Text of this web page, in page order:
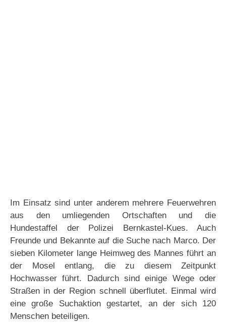
Im Einsatz sind unter anderem mehrere Feuerwehren
aus den umliegenden Ortschaften und die
Hundestaffel der Polizei Bernkastel-Kues. Auch
Freunde und Bekannte auf die Suche nach Marco. Der
sieben Kilometer lange Heimweg des Mannes führt an
der Mosel entlang, die zu diesem Zeitpunkt
Hochwasser führt. Dadurch sind einige Wege oder
Straßen in der Region schnell überflutet. Einmal wird
eine große Suchaktion gestartet, an der sich 120
Menschen beteiligen.